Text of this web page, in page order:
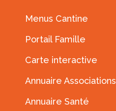
Menus Cantine
Portail Famille
Carte interactive
Annuaire Associations
Annuaire Santé